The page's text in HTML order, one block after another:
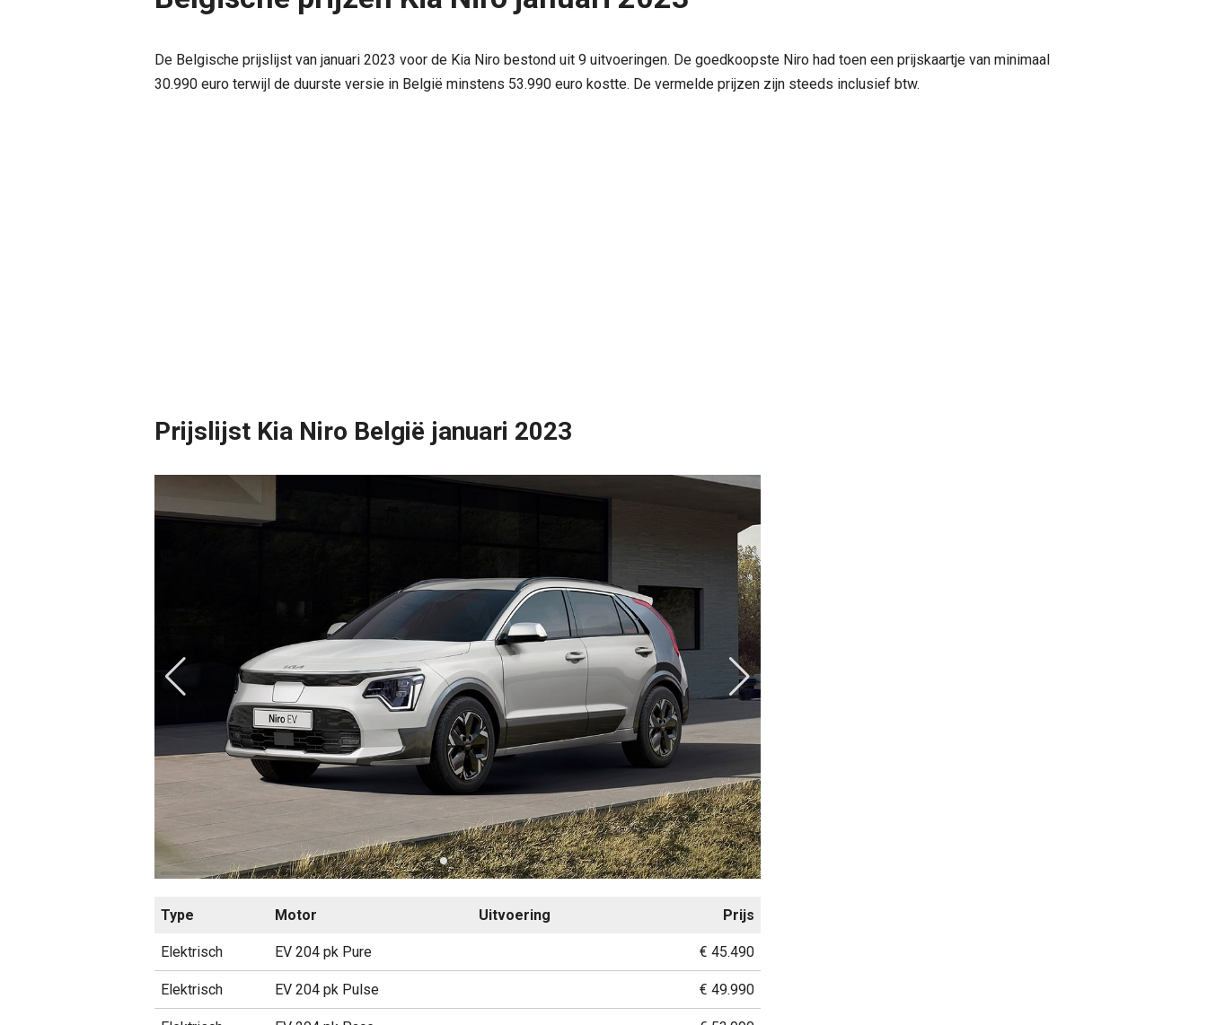
De Belgische prijslijst van januari 2023 voor de Kia Niro bestond uit 9 uitvoeringen. De goedkoopste Niro had toen een prijskaartje van minimaal
30.990 euro terwijl de duurste versie in België minstens 53.990 euro kostte. De vermelde prijzen zijn steeds inclusief btw.
Prijslijst Kia Niro België januari 2023
Type Motor Uitvoering Prijs
Elektrisch EV 204 pk Pure € 45.490
Elektrisch EV 204 pk Pulse € 49.990